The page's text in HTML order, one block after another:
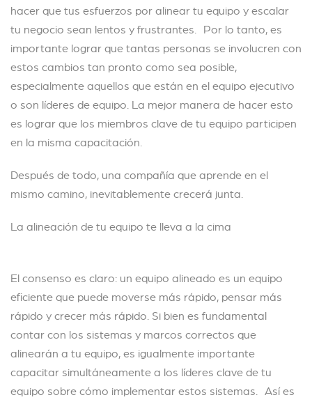
hacer que tus esfuerzos por alinear tu equipo y escalar
tu negocio sean lentos y frustrantes. Por lo tanto, es
importante lograr que tantas personas se involucren con
estos cambios tan pronto como sea posible,
especialmente aquellos que están en el equipo ejecutivo
o son líderes de equipo. La mejor manera de hacer esto
es lograr que los miembros clave de tu equipo participen
en la misma capacitación.
Después de todo, una compañía que aprende en el
mismo camino, inevitablemente crecerá junta.
La alineación de tu equipo te lleva a la cima
El consenso es claro: un equipo alineado es un equipo
eficiente que puede moverse más rápido, pensar más
rápido y crecer más rápido. Si bien es fundamental
contar con los sistemas y marcos correctos que
alinearán a tu equipo, es igualmente importante
capacitar simultáneamente a los líderes clave de tu
equipo sobre cómo implementar estos sistemas. Así es